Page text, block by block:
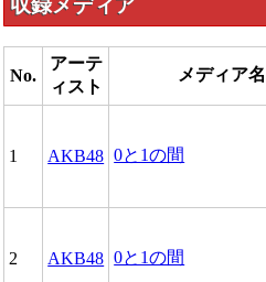
No.
アーテ
ィスト
メディア名
1 AKB48 0と1の間
2 AKB48 0と1の間